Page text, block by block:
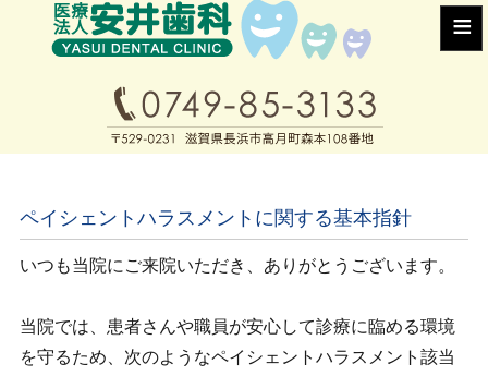
≡
ペイシェントハラスメントに関する基本指針
いつも当院にご来院いただき、ありがとうございます。
当院では、患者さんや職員が安心して診療に臨める環境
を守るため、次のようなペイシェントハラスメント該当